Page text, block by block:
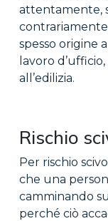
attentamente,
contrariamente
spesso origine
lavoro
all’edilizia.
Rischio
Per rischio
che una
camminando
perché ciò